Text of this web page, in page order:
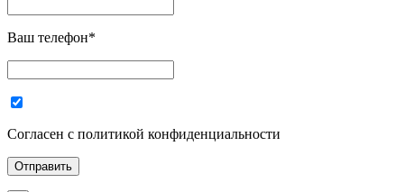
Ваш телефон*
Согласен с политикой конфиденциальности